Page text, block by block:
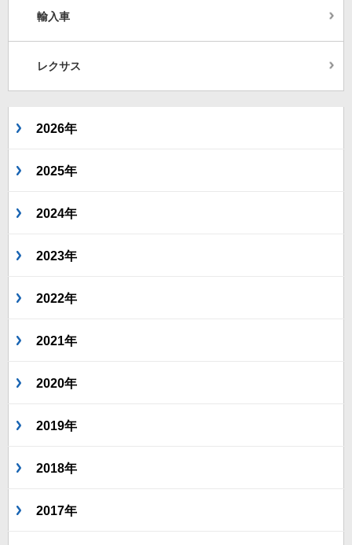
輸入車
レクサス
2026年
2025年
2024年
2023年
2022年
2021年
2020年
2019年
2018年
2017年